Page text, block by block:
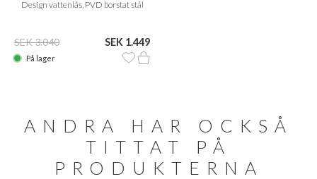
Design vattenlås, PVD borstat stål
SEK 3.040 SEK 1.449
På lager
ANDRA HAR OCKSÅ
TITTAT PÅ
PRODUKTERNA